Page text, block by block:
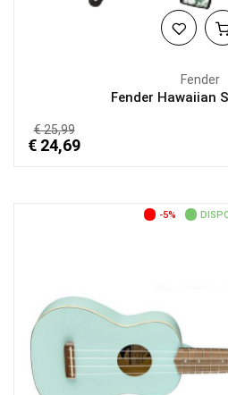
Fender
Fender Hawaiian
€ 25,99
€ 24,69
-5%